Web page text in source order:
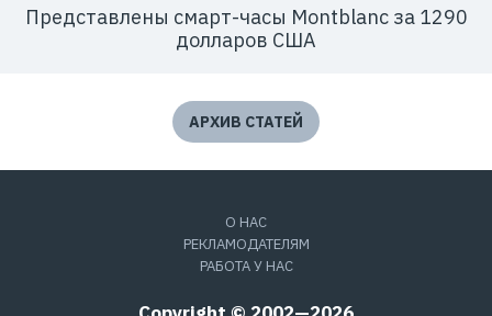
Представлены смарт-часы Montblanc за 1290
долларов США
АРХИВ СТАТЕЙ
О НАС
РЕКЛАМОДАТЕЛЯМ
РАБОТА У НАС